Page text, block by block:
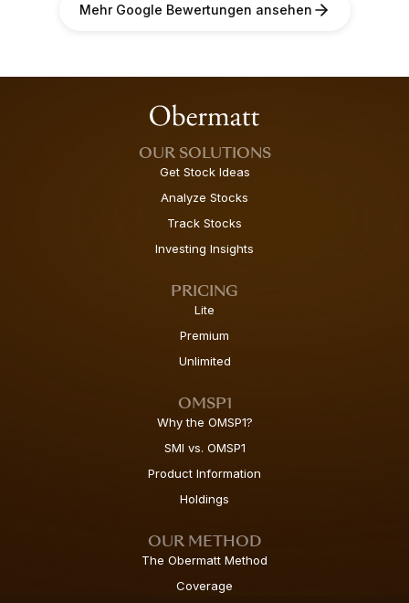
Mehr Google Bewertungen ansehen
OUR SOLUTIONS
Get Stock Ideas
Analyze Stocks
Track Stocks
Investing Insights
PRICING
Lite
Premium
Unlimited
OMSP1
Why the OMSP1?
SMI vs. OMSP1
Product Information
Holdings
OUR METHOD
The Obermatt Method
Coverage